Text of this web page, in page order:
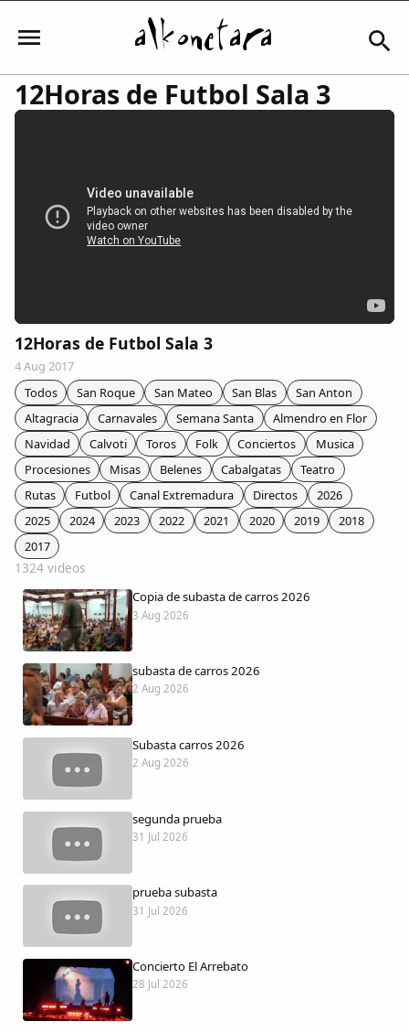
Mi Cuenta
Comunidad
Colaboradores
AlkoTV
Biblioteca
Periódico Alconétar
Foros
Idiosincrasia
Diccionario
Traductor
Dichos
Cancionero Local
Apodos
Peñas
12Horas de Futbol Sala 3
12Horas de Futbol Sala 3
4 Aug 2017
Todos
San Roque San Mateo San Blas
San Anton
Altagracia
Carnavales Semana Santa
Almendro en Flor
Navidad
Calvoti Toros Folk Conciertos
Musica
Procesiones
Misas Belenes Cabalgatas
Teatro
Rutas
Futbol Canal Extremadura Directos
2026
2025
2024 2023 2022 2021 2020 2019
2018
2017
1324 videos
Copia de subasta de carros 2026
3 Aug 2026
subasta de carros 2026
2 Aug 2026
Subasta carros 2026
2 Aug 2026
segunda prueba
31 Jul 2026
prueba subasta
31 Jul 2026
Concierto El Arrebato
28 Jul 2026